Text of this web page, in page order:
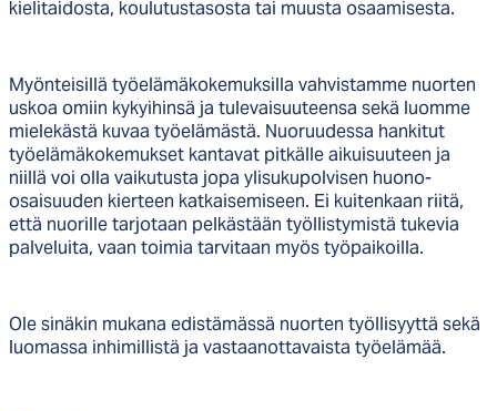
kielitaidosta, koulutustasosta tai muusta osaamisesta.
Myönteisillä työelämäkokemuksilla vahvistamme nuorten
uskoa omiin kykyihinsä ja tulevaisuuteensa sekä luomme
mielekästä kuvaa työelämästä. Nuoruudessa hankitut
työelämäkokemukset kantavat pitkälle aikuisuuteen ja
niillä voi olla vaikutusta jopa ylisukupolvisen huono-
osaisuuden kierteen katkaisemiseen. Ei kuitenkaan riitä,
että nuorille tarjotaan pelkästään työllistymistä tukevia
palveluita, vaan toimia tarvitaan myös työpaikoilla.
Ole sinäkin mukana edistämässä nuorten työllisyyttä sekä
luomassa inhimillistä ja vastaanottavaista työelämää.